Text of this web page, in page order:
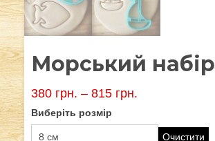
Морський набір
380 грн. – 815 грн.
Виберіть розмір
Очистити